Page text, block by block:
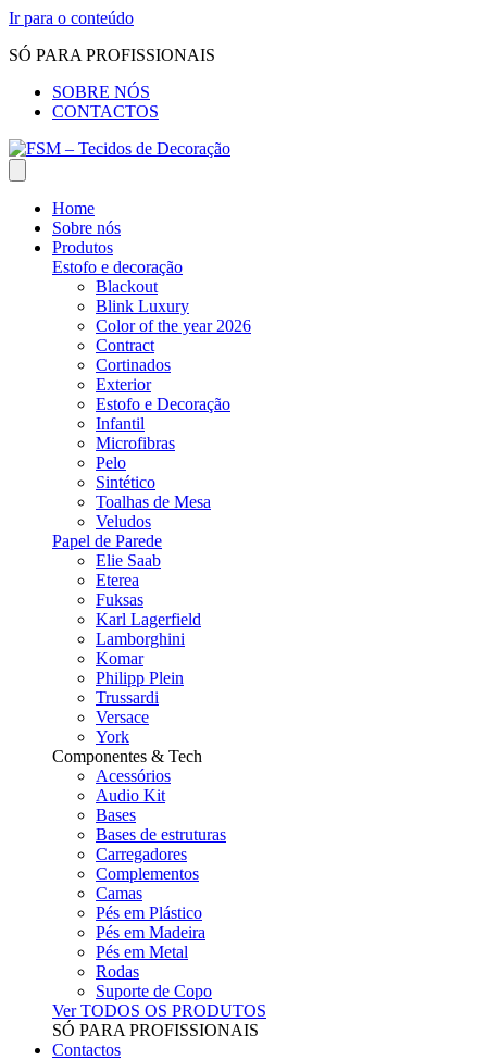
Ir para o conteúdo
SÓ PARA PROFISSIONAIS
SOBRE NÓS
CONTACTOS
Home
Sobre nós
Produtos
Estofo e decoração
Blackout
Blink Luxury
Color of the year 2026
Contract
Cortinados
Exterior
Estofo e Decoração
Infantil
Microfibras
Pelo
Sintético
Toalhas de Mesa
Veludos
Papel de Parede
Elie Saab
Eterea
Fuksas
Karl Lagerfield
Lamborghini
Komar
Philipp Plein
Trussardi
Versace
York
Componentes & Tech
Acessórios
Audio Kit
Bases
Bases de estruturas
Carregadores
Complementos
Camas
Pés em Plástico
Pés em Madeira
Pés em Metal
Rodas
Suporte de Copo
Ver TODOS OS PRODUTOS
SÓ PARA PROFISSIONAIS
Contactos